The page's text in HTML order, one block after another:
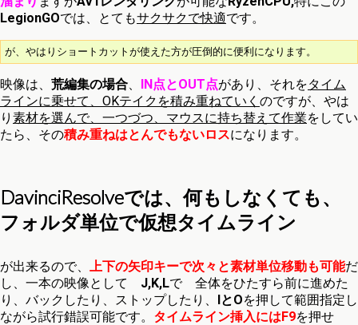
LegionGOでは、とてもサクサクで快適です。
が、やはりショートカットが使えた方が圧倒的に便利になります。
映像は、 荒編集の場合、 IN点とOUT点があり、それをタイム
ラインに乗せて、OKテイクを積み重ねていく のですが、やは
り 素材を選んで、一つづつ、マウスに持ち替えて作業をしてい
たら、その積み重ねはとんでもないロスになります。
DavinciResolveでは、何もしなくても、
フォルダ単位で仮想タイムライン
が出来るので、 上下の矢印キーで次々と素材単位移動も可能だ
し、一本の映像として J,K,Lで 全体をひたすら前に進めた
り、バックしたり、ストップしたり、 IとOを押して範囲指定し
ながら試行錯誤可能です。 タイムライン挿入にはF9を押せ